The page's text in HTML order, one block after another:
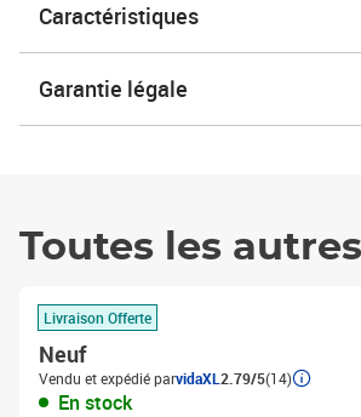
Caractéristiques
Garantie légale
Toutes les
Livraison Offerte
Neuf
Vendu et expédié parvidaXL 2.79/5(14)
En stock